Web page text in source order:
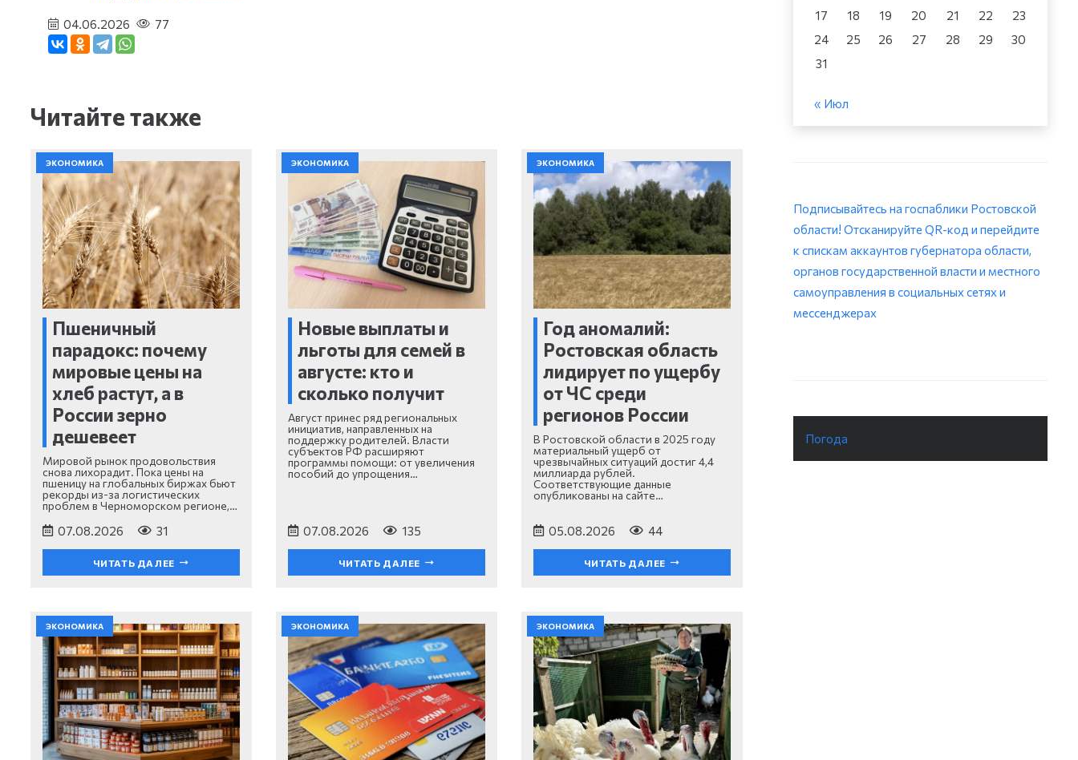
04.06.2026 77
Читайте также
ЭКОНОМИКА
Пшеничный
парадокс: почему
мировые цены на
хлеб растут, а в
России зерно
дешевеет
Мировой рынок продовольствия
снова лихорадит. Пока цены на
пшеницу на глобальных биржах бьют
рекорды из-за логистических
проблем в Черноморском регионе,…
07.08.2026 31
ЧИТАТЬ ДАЛЕЕ
ЭКОНОМИКА
Новые выплаты и
льготы для семей в
августе: кто и
сколько получит
Август принес ряд региональных
инициатив, направленных на
поддержку родителей. Власти
субъектов РФ расширяют
программы помощи: от увеличения
пособий до упрощения…
07.08.2026 135
ЧИТАТЬ ДАЛЕЕ
ЭКОНОМИКА
Год аномалий:
Ростовская область
лидирует по ущербу
от ЧС среди
регионов России
В Ростовской области в 2025 году
материальный ущерб от
чрезвычайных ситуаций достиг 4,4
миллиарда рублей.
Соответствующие данные
опубликованы на сайте…
05.08.2026 44
ЧИТАТЬ ДАЛЕЕ
ЭКОНОМИКА ЭКОНОМИКА ЭКОНОМИКА
17
18 19 20 21 22
23
24
25 26 27 28 29
30
31
« Июл
Подписывайтесь на госпаблики Ростовской
области! Отсканируйте QR-код и перейдите
к спискам аккаунтов губернатора области,
органов государственной власти и местного
самоуправления в социальных сетях и
мессенджерах
Погода